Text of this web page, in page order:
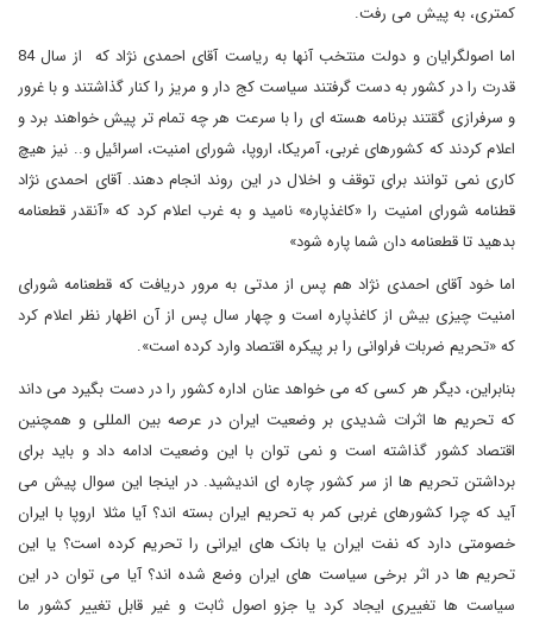
کمتری، به پیش می رفت.
اما اصولگرایان و دولت منتخب آنها به ریاست آقای احمدی نژاد که از سال 84
قدرت را در کشور به دست گرفتند سیاست کج دار و مریز را کنار گذاشتند و با غرور
و سرفرازی گقتند برنامه هسته ای را با سرعت هر چه تمام تر پیش خواهند برد و
اعلام کردند که کشورهای غربی، آمریکا، اروپا، شورای امنیت، اسرائیل و.. نیز هیچ
کاری نمی توانند برای توقف و اخلال در این روند انجام دهند. آقای احمدی نژاد
قطنامه شورای امنیت را «کاغذپاره» نامید و به غرب اعلام کرد که «آنقدر قطعنامه
بدهید تا قطعنامه دان شما پاره شود»
اما خود آقای احمدی ن‍ژاد هم پس از مدتی به مرور دریافت که قطعنامه شورای
امنیت چیزی بیش از کاغذپاره است و چهار سال پس از آن اظهار نظر اعلام کرد
که «تحریم ضربات فراوانی را بر پیکره اقتصاد وارد کرده است».
بنابراین، دیگر هر کسی که می خواهد عنان اداره کشور را در دست بگیرد می داند
که تحریم ها اثرات شدیدی بر وضعیت ایران در عرصه بین المللی و همچنین
اقتصاد کشور گذاشته است و نمی توان با این وضعیت ادامه داد و باید برای
برداشتن تحریم ها از سر کشور چاره ای اندیشید. در اینجا این سوال پیش می
آید که چرا کشورهای غربی کمر به تحریم ایران بسته اند؟ آیا مثلا اروپا با ایران
خصومتی دارد که نفت ایران یا بانک های ایرانی را تحریم کرده است؟ یا این
تحریم ها در اثر برخی سیاست های ایران وضع شده اند؟ آیا می توان در این
سیاست ها تغییری ایجاد کرد یا جزو اصول ثابت و غیر قابل تغییر کشور ما